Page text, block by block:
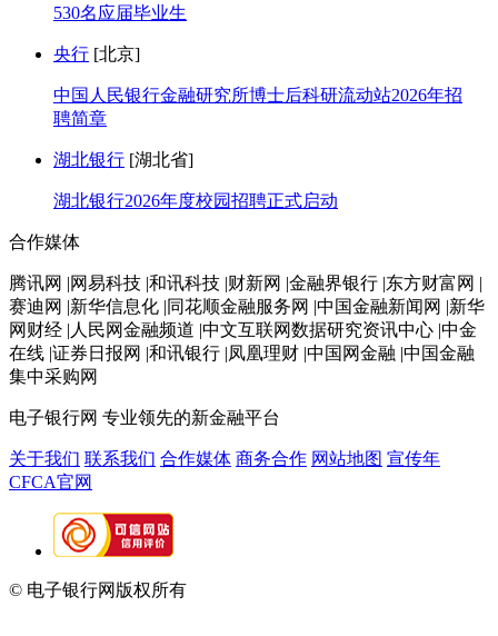
530名应届毕业生
央行 [北京]
中国人民银行金融研究所博士后科研流动站2026年招
聘简章
湖北银行 [湖北省]
湖北银行2026年度校园招聘正式启动
合作媒体
腾讯网 |网易科技 |和讯科技 |财新网 |金融界银行 |东方财富网 |
赛迪网 |新华信息化 |同花顺金融服务网 |中国金融新闻网 |新华
网财经 |人民网金融频道 |中文互联网数据研究资讯中心 |中金
在线 |证券日报网 |和讯银行 |凤凰理财 |中国网金融 |中国金融
集中采购网
电子银行网 专业领先的新金融平台
关于我们 联系我们 合作媒体 商务合作 网站地图 宣传年
CFCA官网
© 电子银行网版权所有